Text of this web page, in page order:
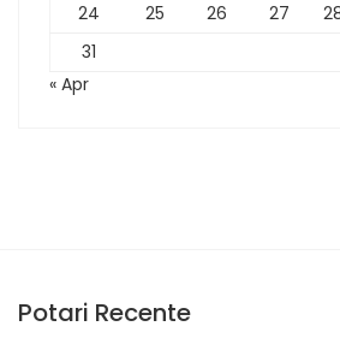
24
25 26 27
31
« Apr
Potari Recente